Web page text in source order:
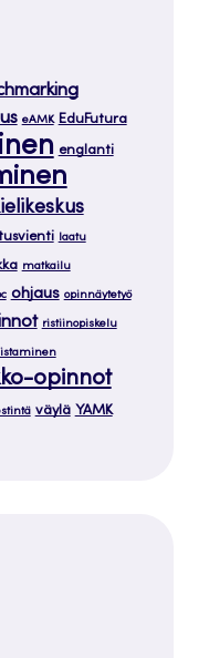
eAMK EduFutura
englanti
laatu
matkailu
ohjaus opinnäytetyö
ristiinopiskelu
opinnot
väylä YAMK